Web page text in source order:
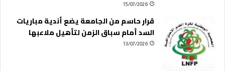
15/07/2026
قرار حاسم من الجامعة يضع أندية مباريات
السد أمام سباق الزمن لتأهيل ملاعبها
13/07/2026